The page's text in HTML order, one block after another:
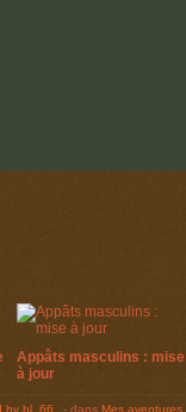
Appâts masculins : mise
à jour
by hl_66 - dans Mes aventures